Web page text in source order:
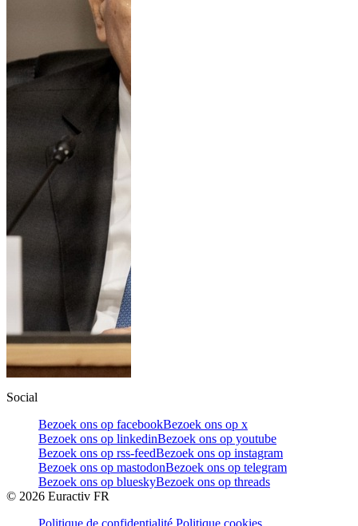
Social
Bezoek ons op facebookBezoek ons op x
Bezoek ons op linkedinBezoek ons op youtube
Bezoek ons op rss-feedBezoek ons op instagram
Bezoek ons op mastodonBezoek ons op telegram
Bezoek ons op blueskyBezoek ons op threads
© 2026 Euractiv FR